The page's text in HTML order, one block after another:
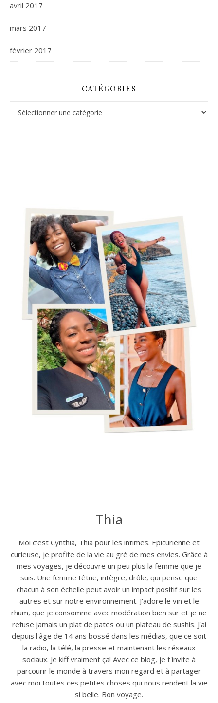
avril 2017
mars 2017
février 2017
CATÉGORIES
Thia
Moi c'est Cynthia, Thia pour les intimes. Epicurienne et
curieuse, je profite de la vie au gré de mes envies. Grâce à
mes voyages, je découvre un peu plus la femme que je
suis. Une femme têtue, intègre, drôle, qui pense que
chacun à son échelle peut avoir un impact positif sur les
autres et sur notre environnement. J'adore le vin et le
rhum, que je consomme avec modération bien sur et je ne
refuse jamais un plat de pates ou un plateau de sushis. J'ai
depuis l'âge de 14 ans bossé dans les médias, que ce soit
la radio, la télé, la presse et maintenant les réseaux
sociaux. Je kiff vraiment ça! Avec ce blog, je t'invite à
parcourir le monde à travers mon regard et à partager
avec moi toutes ces petites choses qui nous rendent la vie
si belle. Bon voyage.